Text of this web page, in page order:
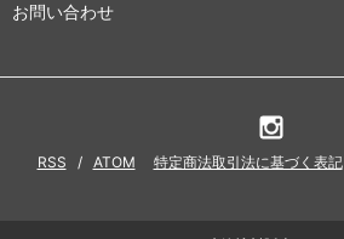
お問い合わせ
RSS / ATOM 特定商法取引法に基づく表記